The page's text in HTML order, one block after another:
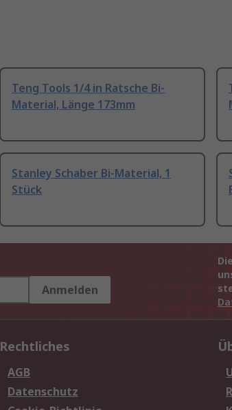
Teng Tools 1/4 in Ratsche Bi-
Material, Länge 173mm
Stanley Schaber Bi-Material, 1
Stück
Anmelden
Rechtliches
AGB
Datenschutz